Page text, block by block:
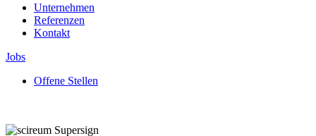
Unternehmen
Referenzen
Kontakt
Jobs
Offene Stellen